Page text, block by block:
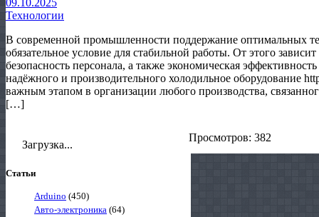
Технологии
В современной промышленности поддержание оптимальных
обязательное условие для стабильной работы. От этого
безопасность персонала, а также экономическая
надёжного и производительного холодильное оборудование
важным этапом в организации любого производства,
[…]
Загрузка...
Просмотров: 382
Статьи
Arduino (450)
Авто-электроника (64)